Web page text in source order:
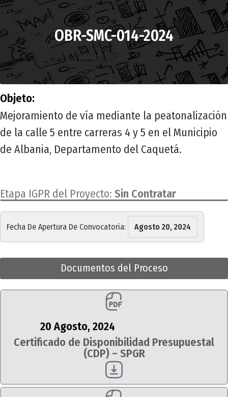
OBR-SMC-014-2024
Objeto:
Mejoramiento de vía mediante la peatonalización
de la calle 5 entre carreras 4 y 5 en el Municipio
de Albania, Departamento del Caquetá.
Etapa IGPR del Proyecto: Sin Contratar
Fecha De Apertura De Convocatoria: Agosto 20, 2024
Documentos del Proceso
20 Agosto, 2024
Certificado de Disponibilidad Presupuestal
(CDP) – SPGR